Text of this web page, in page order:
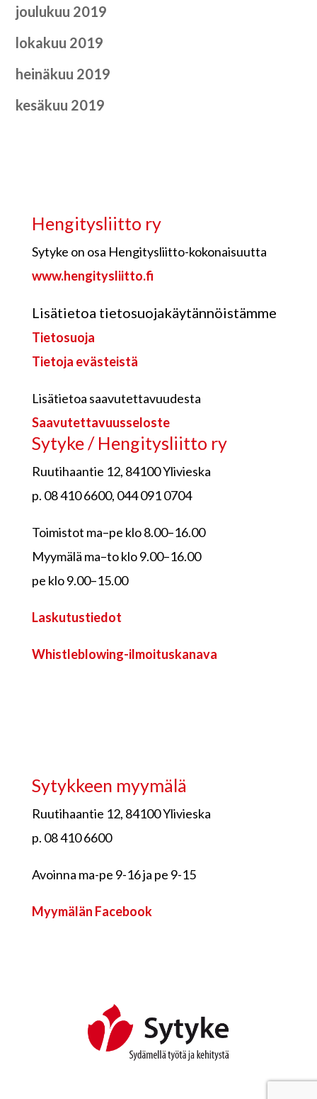
joulukuu 2019
lokakuu 2019
heinäkuu 2019
kesäkuu 2019
Hengitysliitto ry
Sytyke on osa Hengitysliitto-kokonaisuutta
www.hengitysliitto.fi
Lisätietoa tietosuojakäytännöistämme
Tietosuoja
Tietoja evästeistä
Lisätietoa saavutettavuudesta
Saavutettavuusseloste
Sytyke / Hengitysliitto ry
Ruutihaantie 12, 84100 Ylivieska
p. 08 410 6600, 044 091 0704
Toimistot ma–pe klo 8.00–16.00
Myymälä ma–to klo 9.00–16.00
pe klo 9.00–15.00
Laskutustiedot
Whistleblowing-ilmoituskanava
Sytykkeen myymälä
Ruutihaantie 12, 84100 Ylivieska
p. 08 410 6600
Avoinna ma-pe 9-16 ja pe 9-15
Myymälän Facebook